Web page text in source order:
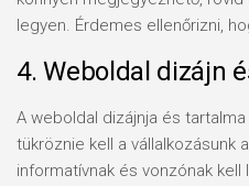
legyen. Érdemes ellenőrizni,
4. Weboldal dizájn
A weboldal dizájnja és
tükröznie kell a vállalkozásunk
informatívnak és vonzónak